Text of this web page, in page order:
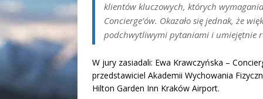
klientów kluczowych, których
Concierge’ów. Okazało się jednak, że
podchwytliwymi pytaniami i umiejętnie
W jury zasiadali: Ewa Krawczyńska –
przedstawiciel Akademii Wychowania
Hilton Garden Inn Kraków Airport.